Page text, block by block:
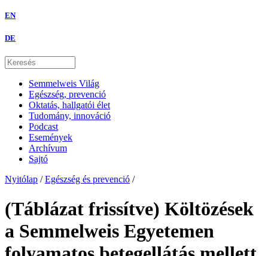
EN
DE
Semmelweis Világ
Egészség, prevenció
Oktatás, hallgatói élet
Tudomány, innováció
Podcast
Események
Archívum
Sajtó
Nyitólap / Egészség és prevenció /
(Táblázat frissítve) Költözések
a Semmelweis Egyetemen